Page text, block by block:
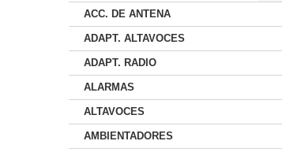
ACC. DE ANTENA
ADAPT. ALTAVOCES
ADAPT. RADIO
ALARMAS
ALTAVOCES
AMBIENTADORES